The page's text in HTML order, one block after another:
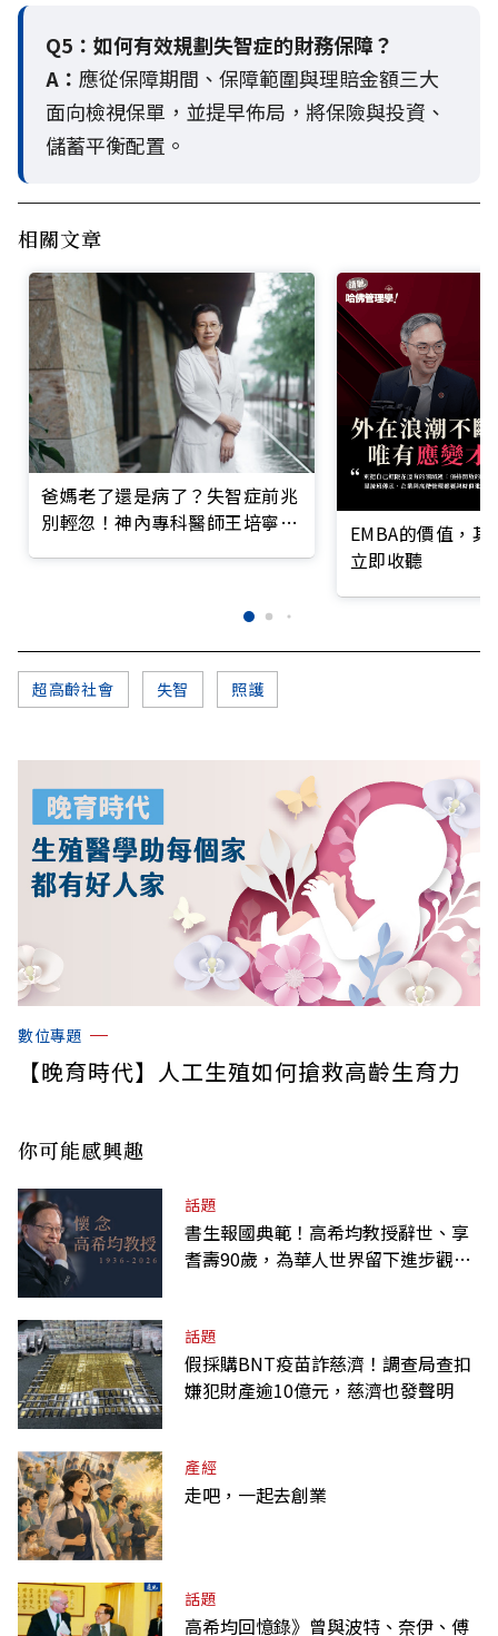
Q5： 如何有效規劃失智症的財務保障？
A： 應從保障期間、保障範圍與理賠金額三大
面向檢視保單，並提早佈局，將保險與投資、
儲蓄平衡配置。
相關文章
爸媽老了還是病了？失智症前兆
別輕忽！神內專科醫師王培寧呼
EMBA的價值，
立即收聽
超高齡社會 失智 照護
數位專題
【晚育時代】人工生殖如何搶救高齡生育力
你可能感興趣
話題
書生報國典範！高希均教授辭世、享
耆壽90歲，為華人世界留下進步觀念
話題
假採購BNT疫苗詐慈濟！調查局查扣
嫌犯財產逾10億元，慈濟也發聲明
產經
走吧，一起去創業
話題
高希均回憶錄》曾與波特、奈伊、傅